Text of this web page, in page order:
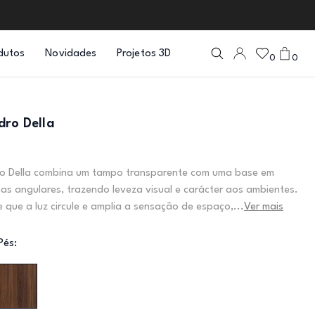
Novidades Projetos 3D 0 0
Della
Della combina um tampo transparente com uma base em
angulares, trazendo leveza visual e carácter aos ambientes.
que a luz circule e amplia a sensação de espaço,... Ver mais